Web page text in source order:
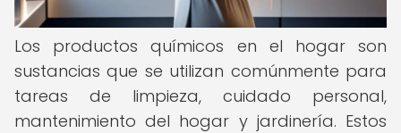
Los productos químicos en el hogar son
sustancias que se utilizan comúnmente para
tareas de limpieza, cuidado personal,
mantenimiento del hogar y jardinería. Estos